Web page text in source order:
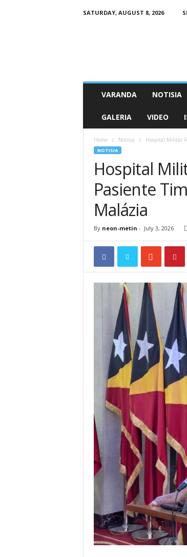
SATURDAY, AUGUST 8, 2026
VARANDA NOTISIA
GALERIA VIDEO
Home Notisia Hospital Militár
NOTISIA
Hospital
Pasiente
Malázia
By neon-metin - July 3, 2026